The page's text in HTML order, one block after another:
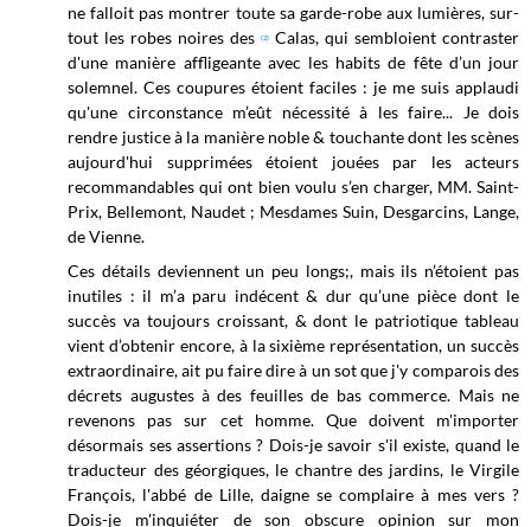
ne falloit pas montrer toute sa garde-robe aux lumières, sur-
tout les robes noires des(2)
Calas, qui sembloient contraster
d'une manière affligeante avec les habits de fête d’un jour
solemnel. Ces coupures étoient faciles : je me suis applaudi
qu'une circonstance m’eût nécessité à les faire... Je dois
rendre justice à la manière noble & touchante dont les scènes
aujourd'hui supprimées étoient jouées par les acteurs
recommandables qui ont bien voulu s’en charger, MM. Saint-
Prix, Bellemont, Naudet ; Mesdames Suin, Desgarcins, Lange,
de Vienne.
Ces détails deviennent un peu longs;, mais ils n’étoient pas
inutiles : il m’a paru indécent & dur qu’une pièce dont le
succès va toujours croissant, & dont le patriotique tableau
vient d’obtenir encore, à la sixième représentation, un succès
extraordinaire, ait pu faire dire à un sot que j'y comparois des
décrets augustes à des feuilles de bas commerce. Mais ne
revenons pas sur cet homme. Que doivent m'importer
désormais ses assertions ? Dois-je savoir s'il existe, quand le
traducteur des géorgiques, le chantre des jardins, le Virgile
François, l'abbé de Lille, daigne se complaire à mes vers ?
Dois-je m'inquiéter de son obscure opinion sur mon